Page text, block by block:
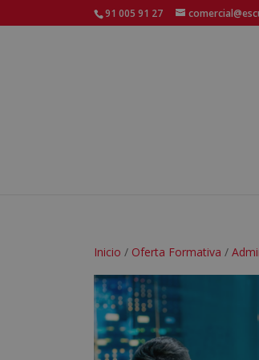
91 005 91 27
Inicio / Oferta Formativa /